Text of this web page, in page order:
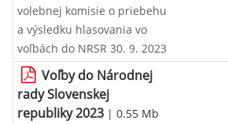
volebnej komisie o priebehu
a výsledku hlasovania vo
voľbách do NRSR 30. 9. 2023
Voľby do Národnej
rady Slovenskej
republiky 2023 | 0.55 Mb